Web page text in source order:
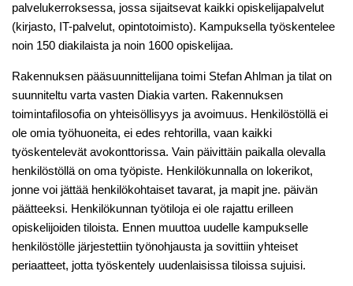
palvelukerroksessa, jossa sijaitsevat kaikki opiskelijapalvelut
(kirjasto, IT-palvelut, opintotoimisto). Kampuksella työskentelee
noin 150 diakilaista ja noin 1600 opiskelijaa.
Rakennuksen pääsuunnittelijana toimi Stefan Ahlman ja tilat on
suunniteltu varta vasten Diakia varten. Rakennuksen
toimintafilosofia on yhteisöllisyys ja avoimuus. Henkilöstöllä ei
ole omia työhuoneita, ei edes rehtorilla, vaan kaikki
työskentelevät avokonttorissa. Vain päivittäin paikalla olevalla
henkilöstöllä on oma työpiste. Henkilökunnalla on lokerikot,
jonne voi jättää henkilökohtaiset tavarat, ja mapit jne. päivän
päätteeksi. Henkilökunnan työtiloja ei ole rajattu erilleen
opiskelijoiden tiloista. Ennen muuttoa uudelle kampukselle
henkilöstölle järjestettiin työnohjausta ja sovittiin yhteiset
periaatteet, jotta työskentely uudenlaisissa tiloissa sujuisi.